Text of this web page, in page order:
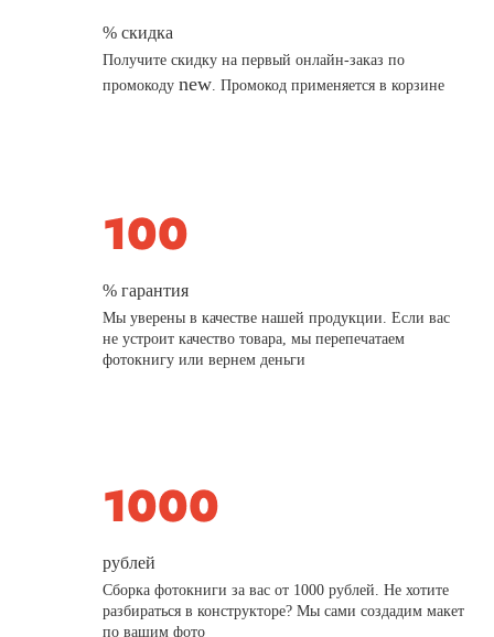
% скидка
Получите скидку на первый онлайн-заказ по
промокодуnew. Промокод применяется в корзине
% гарантия
Мы уверены в качестве нашей продукции. Если вас
не устроит качество товара, мы перепечатаем
фотокнигу или вернем деньги
рублей
Сборка фотокниги за вас от 1000 рублей. Не хотите
разбираться в конструкторе? Мы сами создадим макет
по вашим фото